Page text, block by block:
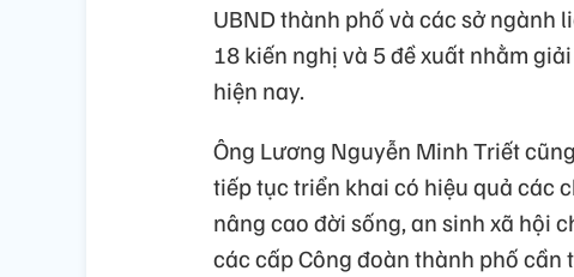
UBND thành phố và các sở ngành
18 kiến nghị và 5 đề xuất nhằm
hiện nay.
Ông Lương Nguyễn Minh Triết
tiếp tục triển khai có hiệu quả các
nâng cao đời sống, an sinh xã hội
các cấp Công đoàn thành phố